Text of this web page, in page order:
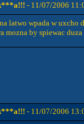
- 11/07/2006
latwo wpada w uxcho
mozna by spiewac duza
- 11/07/2006